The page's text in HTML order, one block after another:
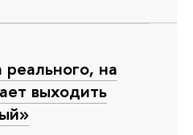
на
выходить